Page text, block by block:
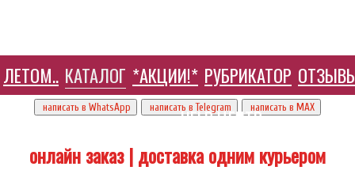
ЛЕТОМ.. КАТАЛОГ *АКЦИИ!* РУБРИКАТОР
HELP ЦЕНТР
+7 905 410 70 10
написать в WhatsApp написать в Telegram написать в МАХ
онлайн заказ | доставка одним курьером